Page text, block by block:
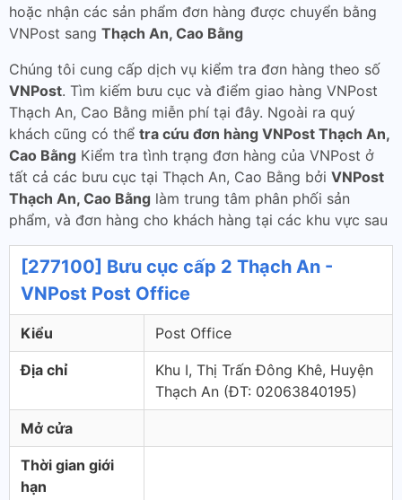
hoặc nhận các sản phẩm đơn hàng được chuyển bằng
VNPost sang Thạch An, Cao Bằng
Chúng tôi cung cấp dịch vụ kiểm tra đơn hàng theo số
VNPost. Tìm kiếm bưu cục và điểm giao hàng VNPost
Thạch An, Cao Bằng miễn phí tại đây. Ngoài ra quý
khách cũng có thể tra cứu đơn hàng VNPost Thạch An,
Cao Bằng Kiểm tra tình trạng đơn hàng của VNPost ở
tất cả các bưu cục tại Thạch An, Cao Bằng bởi VNPost
Thạch An, Cao Bằng làm trung tâm phân phối sản
phẩm, và đơn hàng cho khách hàng tại các khu vực sau
[277100] Bưu cục cấp 2 Thạch An -
VNPost Post Office
Kiểu Post Office
Địa chỉ
Khu I, Thị Trấn Đông Khê, Huyện
Thạch An (ÐT: 02063840195)
Mở cửa
Thời gian giới
hạn